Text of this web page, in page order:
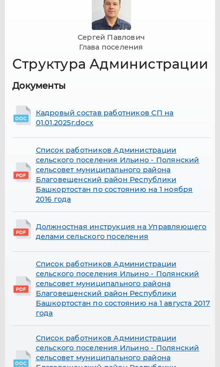
Структура Администрации
Документы
Кадровый состав работников СП на
01.01.2025г.docx
Список работников Администрации
сельского поселения Ильино - Полянский
сельсовет муниципального района
Благовещенский район Республики
Башкортостан по состоянию на 1 ноября
2016 года
Должностная инструкция на Управляющего
делами сельского поселения
Список работников Администрации
сельского поселения Ильино - Полянский
сельсовет муниципального района
Благовещенский район Республики
Башкортостан по состоянию на 1 августа 2017
года
Список работников Администрации
сельского поселения Ильино - Полянский
сельсовет муниципального района
Сергей Павлович
Глава поселения